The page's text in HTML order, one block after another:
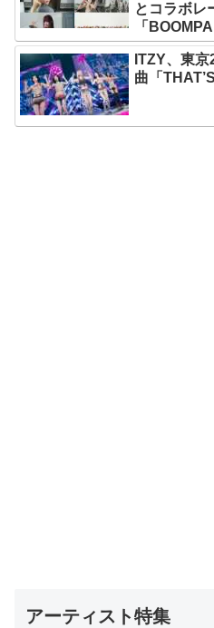
とコラボレ
「
ITZY、東
曲「
アーティスト特集